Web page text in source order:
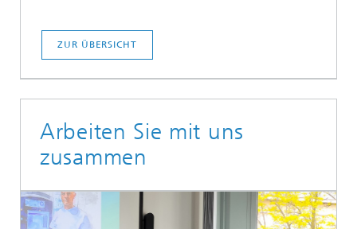
ZUR ÜBERSICHT
Arbeiten Sie mit uns
zusammen